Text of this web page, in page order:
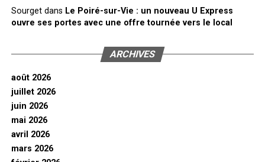
Sourgetdans Le Poiré-sur-Vie : un nouveau U Express
ouvre ses portes avec une offre tournée vers le local
ARCHIVES
août 2026
juillet 2026
juin 2026
mai 2026
avril 2026
mars 2026